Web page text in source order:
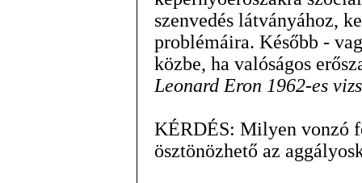
szenvedés látványához,
problémáira. Később -
közbe, ha valóságos
Leonard Eron 1962-es
KÉRDÉS: Milyen vonzó
ösztönözhető az